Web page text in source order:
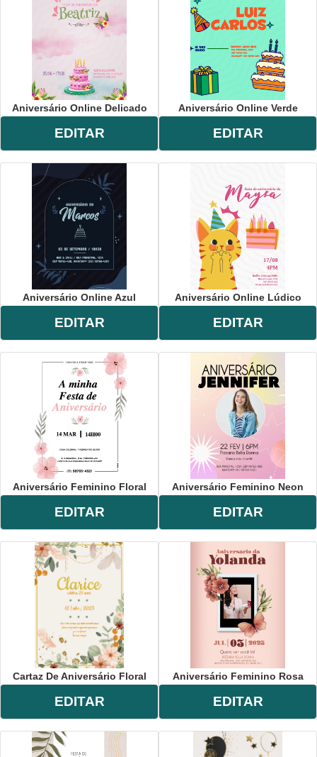
Aniversário Online Delicado
EDITAR
Aniversário Online Verde
EDITAR
Aniversário Online Azul
EDITAR
Aniversário Online Lúdico
EDITAR
Aniversário Feminino Floral
EDITAR
Aniversário Feminino Neon
EDITAR
Cartaz De Aniversário Floral
EDITAR
Aniversário Feminino Rosa
EDITAR